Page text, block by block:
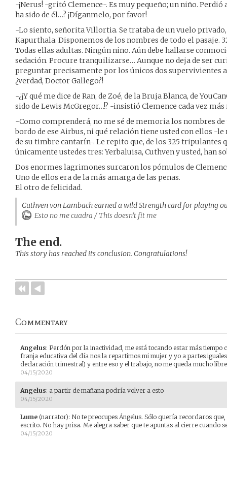
-¡Nerus! -gritó Clemence-. Es muy pequeño; un niño. Perdió
ha sido de él…? ¡Díganmelo, por favor!
-Lo siento, señorita Villortia. Se trataba de un vuelo
Kapurthala. Disponemos de los nombres de todo el pasaje.
Todas ellas adultas. Ningún niño. Aún debe hallarse
sedación. Procure tranquilizarse… Aunque no deja de ser
preguntar precisamente por los únicos dos supervivientes
¿verdad, Doctor Gallego?!
-¿¡Y qué me dice de Ran, de Zoé, de la Bruja Blanca, de
sido de Lewis McGregor…!? -insistió Clemence cada vez más
-Como comprenderá, no me sé de memoria los nombres de
bordo de ese Airbus, ni qué relación tiene usted con ellos -
de su timbre cantarín-. Le repito que, de los 325 tripulantes
únicamente ustedes tres: Yerbaluisa, Cuthven y usted, han
Dos enormes lagrimones surcaron los pómulos de
Uno de ellos era de la más amarga de las penas.
El otro de felicidad.
Cuthven von Lambach earned a wild Strength card for playing
Esto no me cuadra / This doesn't fit me
The end.
This story has reached its conclusion. Congratulations!
Commentary
Angelus: Perdón por la inactividad, me está tocando estar más tiempo
franja educativa del día nos la repartimos mi mujer y yo a partes
declaración trimestral) y entre eso y el trabajo, no me queda mucho libre
04/15/2020
Angelus: a partir de mañana podría volver a esto
04/15/2020
Lume (narrator): No te preocupes Ángelus. Sólo quería recordaros
escrito. No hay prisa. Me alegra saber que te apuntas al cierre cuando
04/15/2020